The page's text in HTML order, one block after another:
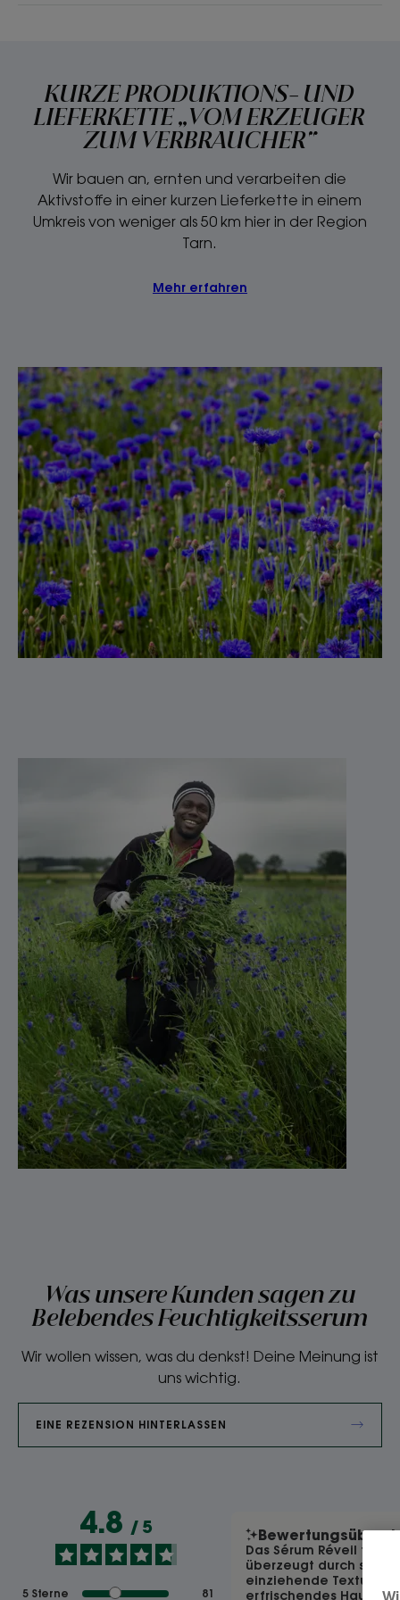
KURZE PRODUKTIONS- UND
LIEFERKETTE „VOM ERZEUGER
ZUM VERBRAUCHER“
Wir bauen an, ernten und verarbeiten die
Aktivstoffe in einer kurzen Lieferkette in einem
Umkreis von weniger als 50 km hier in der Region
Tarn.
Mehr erfahren
Was unsere Kunden sagen zu
Belebendes Feuchtigkeitsserum
Wir wollen wissen, was du denkst! Deine Meinung ist
uns wichtig.
EINE REZENSION HINTERLASSEN
4.8 / 5
5 Sterne
81
Das Sérum Réveil
überzeugt durch
einziehende Textur
erfrischendes